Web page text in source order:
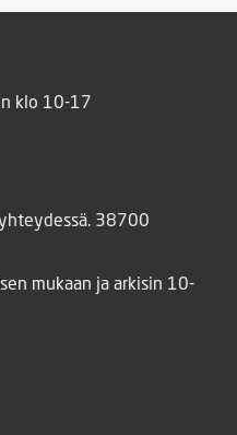
klo 10-17
38700
mukaan ja arkisin 10-